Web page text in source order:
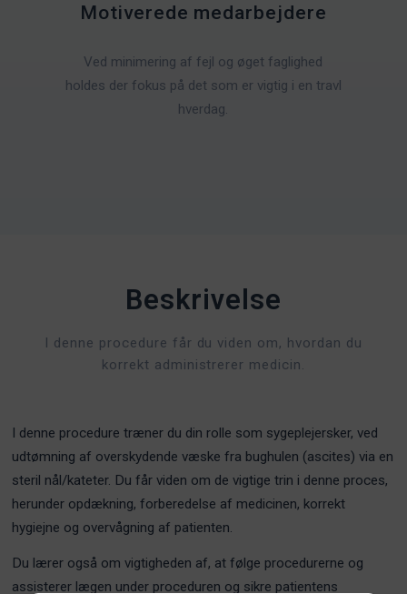
Motiverede medarbejdere
Ved minimering af fejl og øget faglighed
holdes der fokus på det som er vigtig i en travl
hverdag.
Beskrivelse
I denne procedure får du viden om, hvordan du
korrekt administrerer medicin.
I denne procedure træner du din rolle som sygeplejersker, ved
udtømning af overskydende væske fra bughulen (ascites) via en
steril nål/kateter. Du får viden om de vigtige trin i denne proces,
herunder opdækning, forberedelse af medicinen, korrekt
hygiejne og overvågning af patienten.
Du lærer også om vigtigheden af, at følge procedurerne og
assisterer lægen under proceduren og sikre patientens